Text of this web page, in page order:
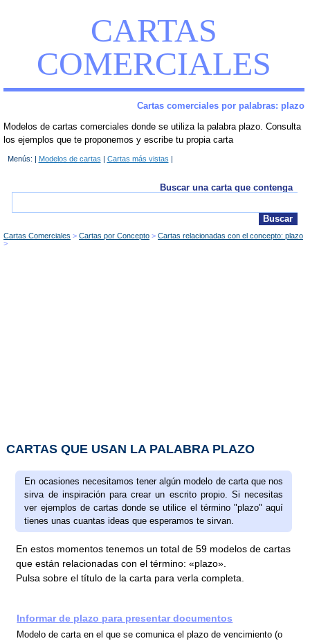
CARTAS
COMERCIALES
Cartas comerciales por palabras: plazo
Modelos de cartas comerciales donde se utiliza la palabra plazo. Consulta
los ejemplos que te proponemos y escribe tu propia carta
Menús: | Modelos de cartas Cartas más vistas
Buscar una carta que contenga
Cartas Comerciales Cartas por Concepto Cartas relacionadas con el concepto: plazo
CARTAS QUE USAN LA PALABRA PLAZO
En ocasiones necesitamos tener algún modelo de carta que nos
sirva de inspiración para crear un escrito propio. Si necesitas
ver ejemplos de cartas donde se utilice el término "plazo" aquí
tienes unas cuantas ideas que esperamos te sirvan.
En estos momentos tenemos un total de 59 modelos de cartas
que están relacionadas con el término: «plazo».
Pulsa sobre el título de la carta para verla completa.
Informar de plazo para presentar documentos
Modelo de carta en el que se comunica el plazo de vencimiento (o